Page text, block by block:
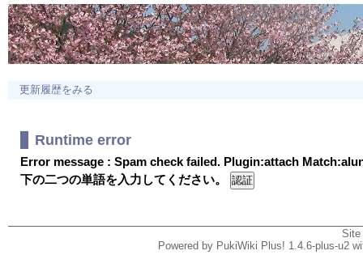
更新履歴をみる
Runtime error
Error message : Spam check failed. Plugin:attach
下の二つの単語を入力してください。
Powered by PukiWiki Plus! 1.4.6-plus-u2